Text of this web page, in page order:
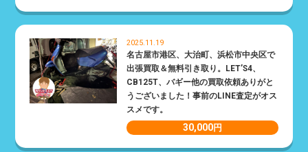
2025.11.19
名古屋市港区、大治町、浜松市中央区で
出張買取＆無料引き取り。LET’S4、
CB125T、バギー他の買取依頼ありがと
うございました！事前のLINE査定がオス
スメです。
30,000円